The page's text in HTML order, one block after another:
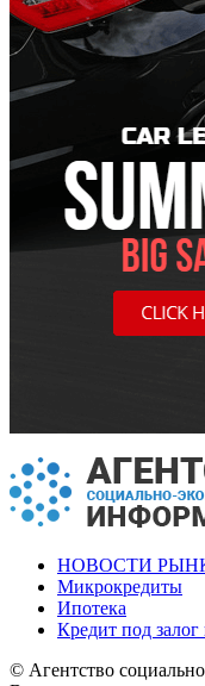
НОВОСТИ
Микрокредиты
Ипотека
Кредит под
© Агентство